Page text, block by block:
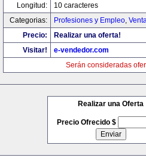
Longitud:
10 caracteres
Categorias:
Profesiones y Empleo,
Precio:
Realizar una oferta!
Visitar!
e-vendedor.com
Serán consideradas
Realizar una Oferta
Precio Ofrecido $